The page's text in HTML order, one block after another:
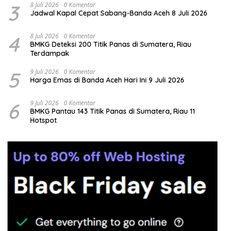
3 8 Juli 2026 0 Komentar
Jadwal Kapal Cepat Sabang-Banda Aceh 8 Juli 2026
4 8 Juli 2026 0 Komentar
BMKG Deteksi 200 Titik Panas di Sumatera, Riau
Terdampak
5 9 Juli 2026 0 Komentar
Harga Emas di Banda Aceh Hari Ini 9 Juli 2026
6 9 Juli 2026 0 Komentar
BMKG Pantau 143 Titik Panas di Sumatera, Riau 11
Hotspot